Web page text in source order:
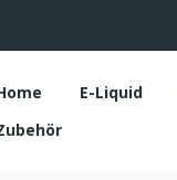
E-Liquid